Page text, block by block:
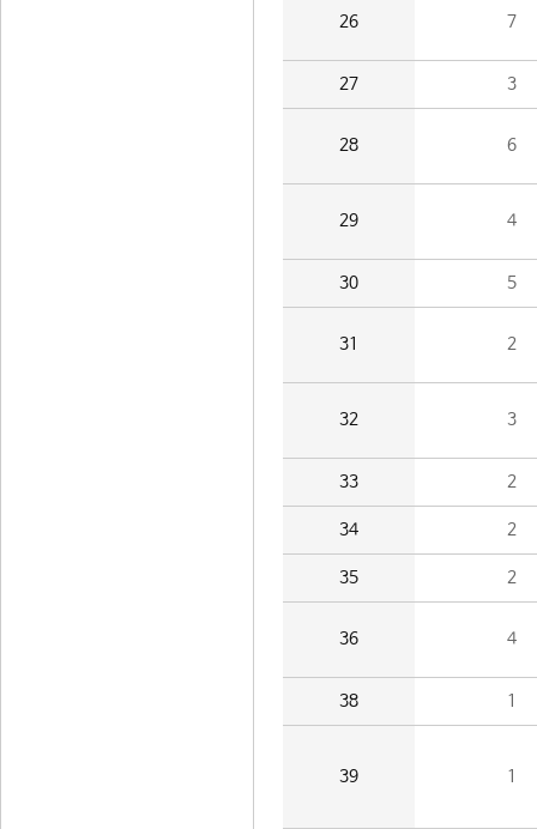
26 7
27 3
28 6
29 4
30 5
31 2
32 3
33 2
34 2
35 2
36 4
38 1
39 1